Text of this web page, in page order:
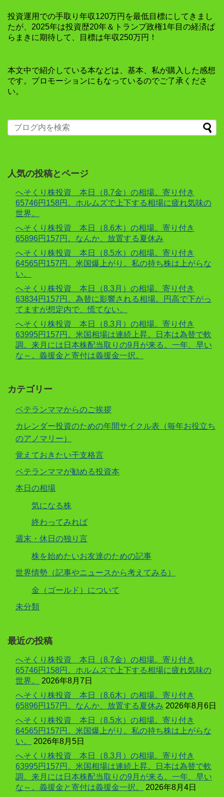
投資運用での手取り年収120万円を最低目標にしてきまし
たが、2025年は投資歴20年＆トランプ政権1年目の経済ば
らまきに期待して、目標は年収250万円！
本文中で紹介している本などは、基本、私が購入した感想
です。プロモーションにもなっているのでご了承くださ
い。
人気の投稿とページ
へそくり株投資 本日（8.7金）の相場。寄り付き
65746円158円。ホルムズで上下する相場に疲れ気味の
世界。
へそくり株投資 本日（8.6木）の相場。寄り付き
65896円157円。なんか、放置する夏休み
へそくり株投資 本日（8.5水）の相場。寄り付き
64565円157円。米国爆上がり。私の持ち株は上がらな
い。
へそくり株投資 本日（8.3月）の相場。寄り付き
63834円157円。為替に影響される相場。円高で下がっ
てますが想定内で、慌てない。
へそくり株投資 本日（8.3月）の相場。寄り付き
63995円157円。米国相場は連続上昇。日本は為替で軟
調。来月には日本株配当取りの9月が来る。一年、早い
な～。義援金と寄付は義援金一択。
カテゴリー
ベテランママからのご挨拶
カレンダー投資のための年間サイクル表（毎年お役立ち
のアノマリー）
覚えておきたい干支格言
ベテランママが勧める投資本
本日の相場
気になる株
終わってみれば
週末・休日の独り言
株を始めたいお友達のための記事
世界情勢（記事やニュースから考えてみる）
金（ゴールド）について
未分類
最近の投稿
へそくり株投資 本日（8.7金）の相場。寄り付き
65746円158円。ホルムズで上下する相場に疲れ気味の
世界。
2026年8月7日
へそくり株投資 本日（8.6木）の相場。寄り付き
65896円157円。なんか、放置する夏休み 2026年8月6日
へそくり株投資 本日（8.5水）の相場。寄り付き
64565円157円。米国爆上がり。私の持ち株は上がらな
い。
2026年8月5日
へそくり株投資 本日（8.3月）の相場。寄り付き
63995円157円。米国相場は連続上昇。日本は為替で軟
調。来月には日本株配当取りの9月が来る。一年、早い
な～。義援金と寄付は義援金一択。
2026年8月4日